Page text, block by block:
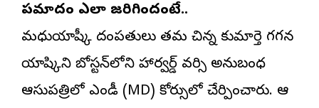
ప్రమాదం ఎలా జరిగిందంటే..
మధుయాష్కీ దంపతులు తమ చిన్న కుమార్తె గగన
యాష్కిని బోస్టన్‌లోని హార్వర్డ్ వర్సిటీ అనుబంధ
ఆసుపత్రిలో ఎండీ (MD) కోర్సులో చేర్పించారు. ఆ